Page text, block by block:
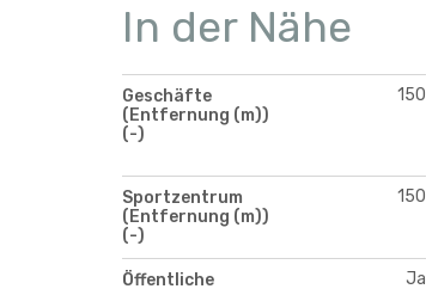
In der Nähe
Geschäfte
(Entfernung (m))
(-)
150
Sportzentrum
(Entfernung (m))
(-)
150
Öffentliche
Ja